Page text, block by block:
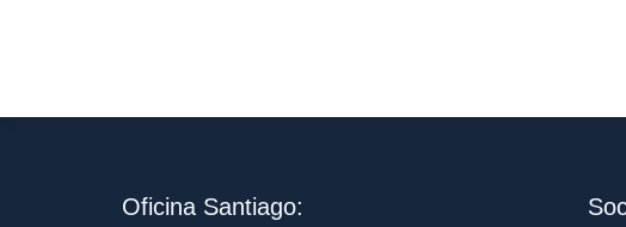
Oficina Santiago: